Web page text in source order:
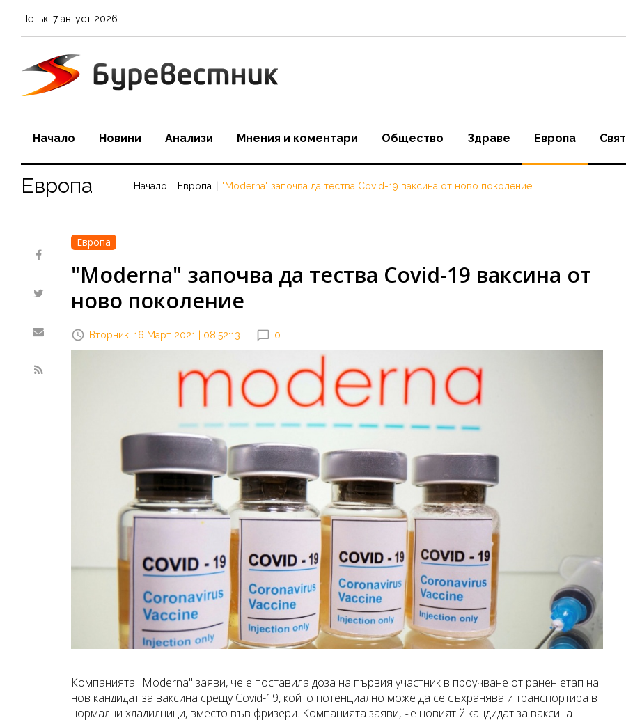
Петък 7 август 2026
Начало Новини Aнализи Мнения и коментари Oбщество Здраве Европа Свят
Европа Начало Европа "Moderna" започва да тества Covid-19 ваксина от ново поколение
Европа
"Moderna" започва да тества Covid-19 ваксина от
ново поколение
Вторник, 16 Март 2021 | 08:52:13 0
Компанията "Moderna" заяви, че е поставила доза на първия участник в проучване от ранен етап на
нов кандидат за ваксина срещу Covid-19, който потенциално може да се съхранява и транспортира в
нормални хладилници, вместо във фризери. Компанията заяви, че новият й кандидат за ваксина